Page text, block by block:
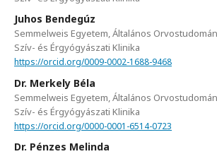
Juhos Bendegúz
Semmelweis Egyetem, Általános
Szív- és Érgyógyászati Klinika
https://orcid.org/0009-0002-1688-9468
Dr. Merkely Béla
Semmelweis Egyetem, Általános
Szív- és Érgyógyászati Klinika
https://orcid.org/0000-0001-6514-0723
Dr. Pénzes Melinda